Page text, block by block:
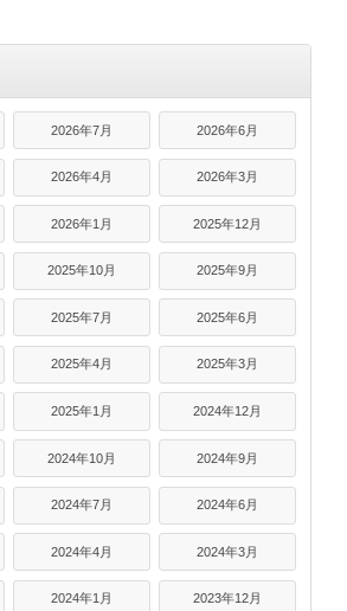
2026年7月 2026年6月
2026年4月 2026年3月
2026年1月 2025年12月
2025年10月 2025年9月
2025年7月 2025年6月
2025年4月 2025年3月
2025年1月 2024年12月
2024年10月 2024年9月
2024年7月 2024年6月
2024年4月 2024年3月
2024年1月 2023年12月